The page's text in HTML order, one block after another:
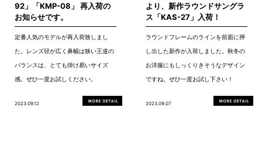
92」「KMP-08」 再入荷の
お知らせです。
定番人気のモデルが再入荷致しまし
た。レンズ径が広く鼻幅は狭い王道の
バランスは、とても掛け易いサイズ
感。ぜひ一度お試しください。
2023.09.12
より、新作ラウンドサングラ
ス「KAS-27」入荷！
ラウンドフレームのラインを前面に押
し出した新作が入荷しました。秋冬の
お洋服にもしっくりきそうなデザイン
ですね。ぜひ一度お試し下さい！
2023.09.07